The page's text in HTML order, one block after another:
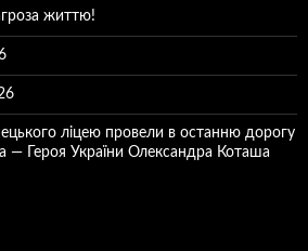
життю!
ліцею провели в останню дорогу
— Героя України Олександра Коташа